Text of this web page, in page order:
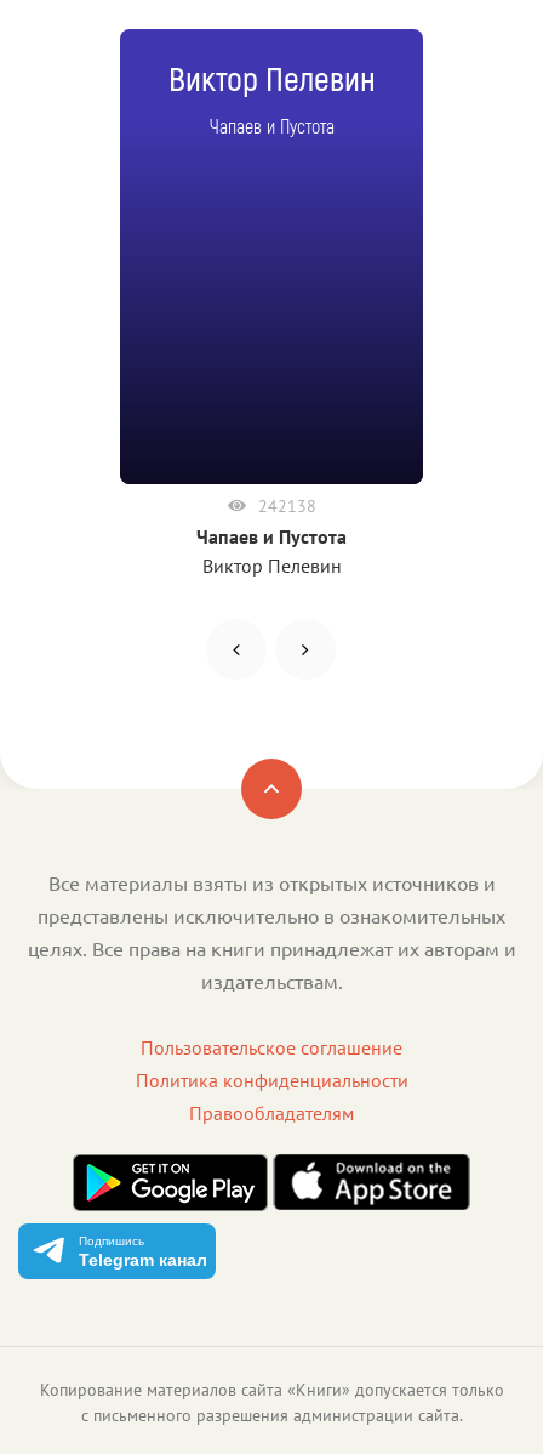
Виктор Пелевин
Чапаев и Пустота
242138
Чапаев и Пустота
Виктор Пелевин
Все материалы взяты из открытых источников и
представлены исключительно в ознакомительных
целях. Все права на книги принадлежат их авторам и
издательствам.
Пользовательское соглашение
Политика конфиденциальности
Правообладателям
Подпишись
Telegram канал
Копирование материалов сайта «Книги» допускается только
с письменного разрешения администрации сайта.